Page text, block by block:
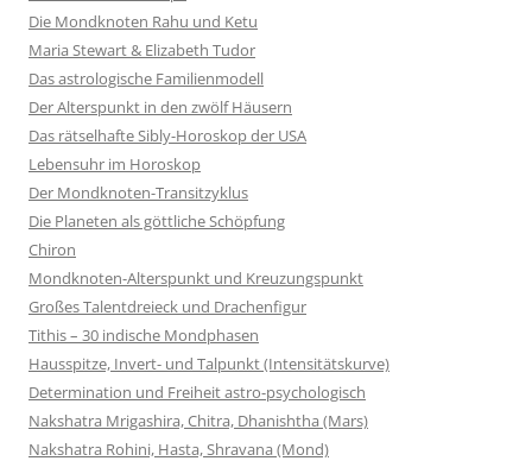
Die Mondknoten Rahu und Ketu
Maria Stewart & Elizabeth Tudor
Das astrologische Familienmodell
Der Alterspunkt in den zwölf Häusern
Das rätselhafte Sibly-Horoskop der USA
Lebensuhr im Horoskop
Der Mondknoten-Transitzyklus
Die Planeten als göttliche Schöpfung
Chiron
Mondknoten-Alterspunkt und Kreuzungspunkt
Großes Talentdreieck und Drachenfigur
Tithis – 30 indische Mondphasen
Hausspitze, Invert- und Talpunkt (Intensitätskurve)
Determination und Freiheit astro-psychologisch
Nakshatra Mrigashira, Chitra, Dhanishtha (Mars)
Nakshatra Rohini, Hasta, Shravana (Mond)